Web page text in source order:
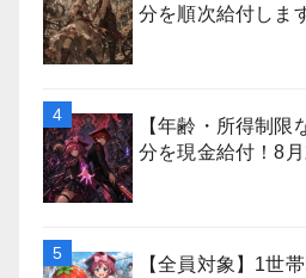
分を順次給付しま
【年齢・所得制限
分を現金給付！8
【全員対象】1世